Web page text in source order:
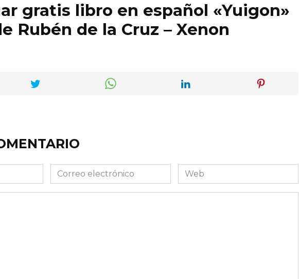
gratis libro en español «Yuigon»
Rubén de la Cruz – Xenon
Correo
electrónico
Web